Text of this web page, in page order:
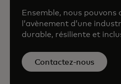
Ensemble, nous
l’avènement d’une
durable, résiliente et
Contactez-nous